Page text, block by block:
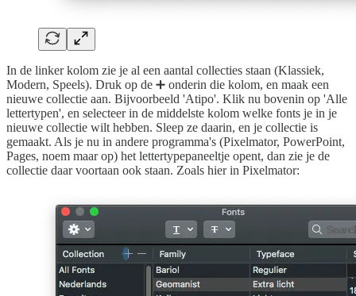
In de linker kolom zie je al een aantal collecties staan (Klassiek,
Modern, Speels). Druk op de ➕ onderin die kolom, en maak een
nieuwe collectie aan. Bijvoorbeeld 'Atipo'. Klik nu bovenin op 'Alle
lettertypen', en selecteer in de middelste kolom welke fonts je in je
nieuwe collectie wilt hebben. Sleep ze daarin, en je collectie is
gemaakt. Als je nu in andere programma's (Pixelmator, PowerPoint,
Pages, noem maar op) het lettertypepaneeltje opent, dan zie je de
collectie daar voortaan ook staan. Zoals hier in Pixelmator: